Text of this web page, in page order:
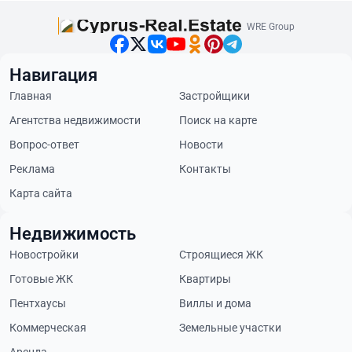
WRE Group
Навигация
Главная
Застройщики
Агентства недвижимости
Поиск на карте
Вопрос-ответ
Новости
Реклама
Контакты
Карта сайта
Недвижимость
Новостройки
Строящиеся ЖК
Готовые ЖК
Квартиры
Пентхаусы
Виллы и дома
Коммерческая
Земельные участки